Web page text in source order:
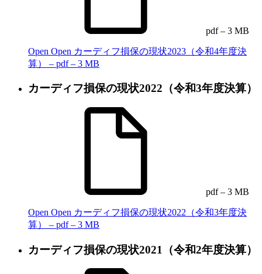
pdf – 3 MB
Open Open カーディフ損保の現状2023（令和4年度決
算） – pdf – 3 MB
カーディフ損保の現状2022（令和3年度決算）
pdf – 3 MB
Open Open カーディフ損保の現状2022（令和3年度決
算） – pdf – 3 MB
カーディフ損保の現状2021（令和2年度決算）